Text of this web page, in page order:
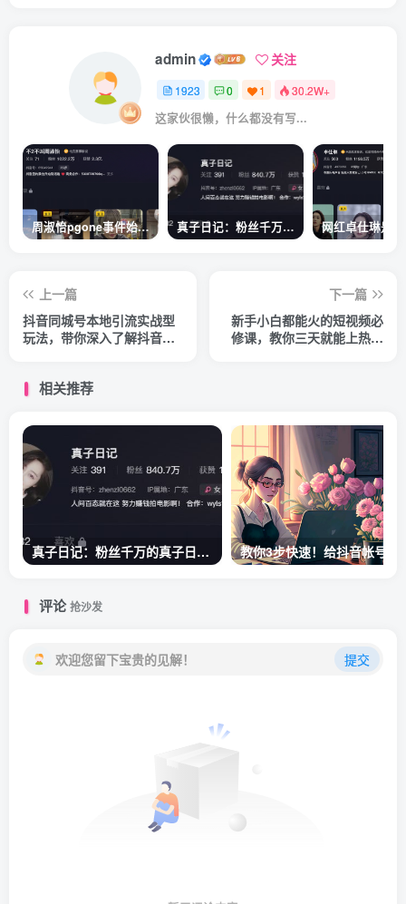
admin 关注
1923 0 1 30.2W+
这家伙很懒，什么都没有写...
周淑怡pgone事件始末，周淑怡现状 真子日记：粉丝千万的真子日记是最懂反转的网红吗？
上一篇
抖音同城号本地引流实战型
玩法，带你深入了解抖音同
下一篇
新手小白都能火的短视频必
修课，教你三天就能上热门
相关推荐
真子日记：粉丝千万的真子日记是最懂反转的网红吗？
评论抢沙发
欢迎您留下宝贵的见解！ 提交